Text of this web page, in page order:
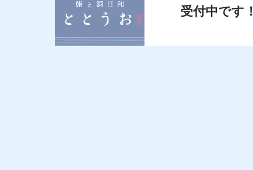
受付中です！